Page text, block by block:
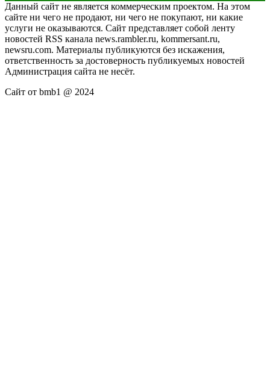
Данный сайт не является коммерческим проектом. На этом
сайте ни чего не продают, ни чего не покупают, ни какие
услуги не оказываются. Сайт представляет собой ленту
новостей RSS канала news.rambler.ru, kommersant.ru,
newsru.com. Материалы публикуются без искажения,
ответственность за достоверность публикуемых новостей
Администрация сайта не несёт.
Сайт от bmb1 @ 2024